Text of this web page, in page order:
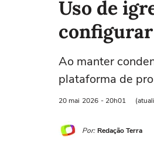
Uso de
configurar
Ao manter
plataforma de
20 mai 2026 - 20h01
Por: Redação Terra